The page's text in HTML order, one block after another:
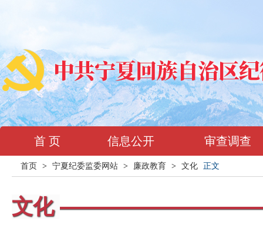
首 页 信息公开 审查调查
首页 > 宁夏纪委监委网站 > 廉政教育 > 文化 正文
文化